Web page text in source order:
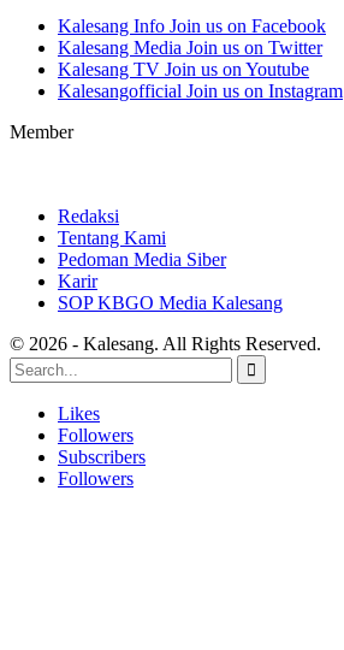
Kalesang Info Join us on Facebook
Kalesang Media Join us on Twitter
Kalesang TV Join us on Youtube
Kalesangofficial Join us on Instagram
Member
Redaksi
Tentang Kami
Pedoman Media Siber
Karir
SOP KBGO Media Kalesang
© 2026 - Kalesang. All Rights Reserved.
Likes
Followers
Subscribers
Followers